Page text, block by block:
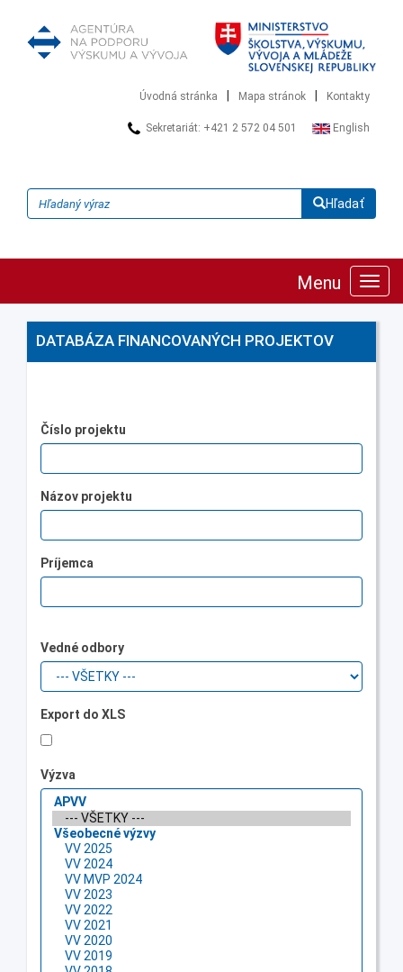
Úvodná stránka Mapa stránok Kontakty
Sekretariát: +421 2 572 04 501 English
Hľadať
Menu
DATABÁZA FINANCOVANÝCH PROJEKTOV
Číslo projektu
Názov projektu
Príjemca
Vedné odbory
Export do XLS
Výzva